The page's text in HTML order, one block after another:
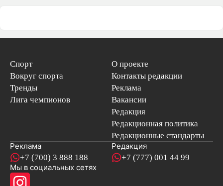
Спорт
Вокруг спорта
Тренды
Лига чемпионов
О проекте
Контакты редакции
Реклама
Вакансии
Редакция
Редакционная политика
Редакционные стандарты
Реклама
+7 (700) 3 888 188
Редакция
+7 (777) 001 44 99
Мы в социальных сетях